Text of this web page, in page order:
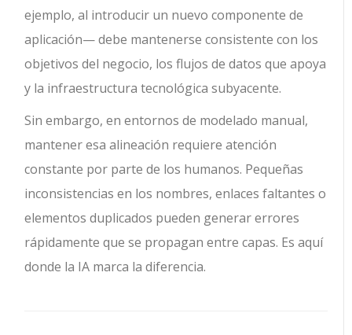
ejemplo, al introducir un nuevo componente de
aplicación— debe mantenerse consistente con los
objetivos del negocio, los flujos de datos que apoya
y la infraestructura tecnológica subyacente.
Sin embargo, en entornos de modelado manual,
mantener esa alineación requiere atención
constante por parte de los humanos. Pequeñas
inconsistencias en los nombres, enlaces faltantes o
elementos duplicados pueden generar errores
rápidamente que se propagan entre capas. Es aquí
donde la IA marca la diferencia.